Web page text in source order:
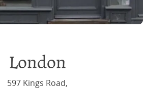
London
597 Kings Road,